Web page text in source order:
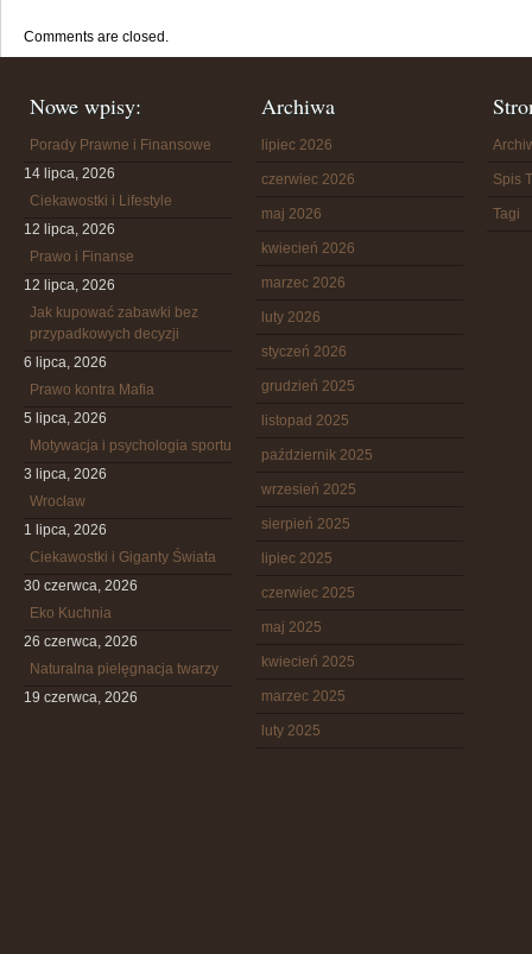
Comments are closed.
Nowe wpisy:
Porady Prawne i Finansowe
14 lipca, 2026
Ciekawostki i Lifestyle
12 lipca, 2026
Prawo i Finanse
12 lipca, 2026
Jak kupować zabawki bez
przypadkowych decyzji
6 lipca, 2026
Prawo kontra Mafia
5 lipca, 2026
Motywacja i psychologia sportu
3 lipca, 2026
Wrocław
1 lipca, 2026
Ciekawostki i Giganty Świata
30 czerwca, 2026
Eko Kuchnia
26 czerwca, 2026
Naturalna pielęgnacja twarzy
19 czerwca, 2026
Archiwa
lipiec 2026
czerwiec 2026
maj 2026
kwiecień 2026
marzec 2026
luty 2026
styczeń 2026
grudzień 2025
listopad 2025
październik 2025
wrzesień 2025
sierpień 2025
lipiec 2025
czerwiec 2025
maj 2025
kwiecień 2025
marzec 2025
luty 2025
Spis
Tagi